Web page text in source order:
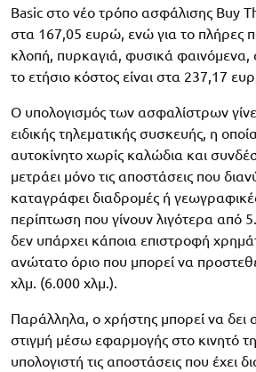
Basic στo νέο τρόπο ασφάλισης Buy
στα 167,05 ευρώ, ενώ για το πλήρες
κλοπή, πυρκαγιά, φυσικά φαινόμενα,
το ετήσιο κόστος είναι στα 237,17
O υπολογισμός των ασφαλίστρων
ειδικής τηλεματικής συσκευής, η
αυτοκίνητο χωρίς καλώδια και
μετράει μόνο τις αποστάσεις που
καταγράφει διαδρομές ή
περίπτωση που γίνουν λιγότερα από
δεν υπάρχει κάποια επιστροφή
ανώτατο όριο που μπορεί να
χλμ. (6.000 χλμ.).
Παράλληλα, ο χρήστης μπορεί να
στιγμή μέσω εφαρμογής στο κινητό
υπολογιστή τις αποστάσεις που έχει